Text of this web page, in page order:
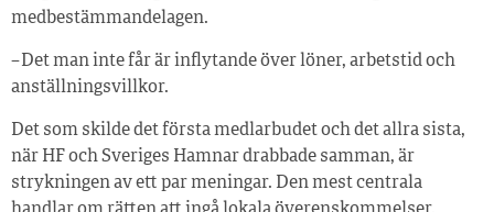
medbestämmandelagen.
– Det man inte får är inflytande över löner, arbetstid och
anställningsvillkor.
Det som skilde det första medlarbudet och det allra sista,
när HF och Sveriges Hamnar drabbade samman, är
strykningen av ett par meningar. Den mest centrala